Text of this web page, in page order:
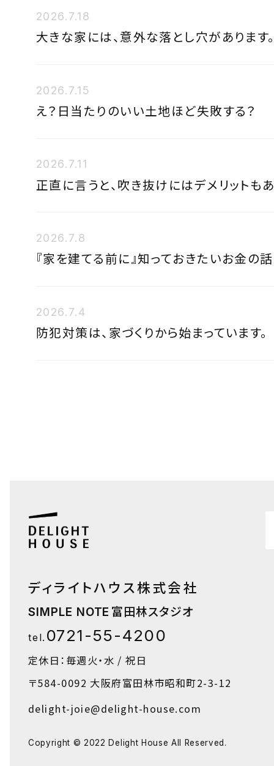
2026.7.18
大きな家には、意外な落とし穴があります
2026.7.15
え？日当たりのいい土地ほど失敗する？
2026.7.11
正直に言うと、吹き抜けにはデメリットもあ
2026.7.8
『家を建てる前に』知っておきたいお金の話
2026.7.4
防犯対策は、家づくりから始まっています。
ディライトハウス株式会社
SIMPLE NOTE 富田林スタジオ
tel. 0721-55-4200
定休日：毎週火・水 / 祝日
〒584-0092 大阪府富田林市昭和町2-3-12
delight-joie@delight-house.com
Copyright © 2022 Delight House All Reserved.